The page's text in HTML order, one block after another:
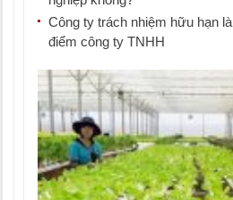
Công ty trách nhiệm hữu hạn
điểm công ty TNHH